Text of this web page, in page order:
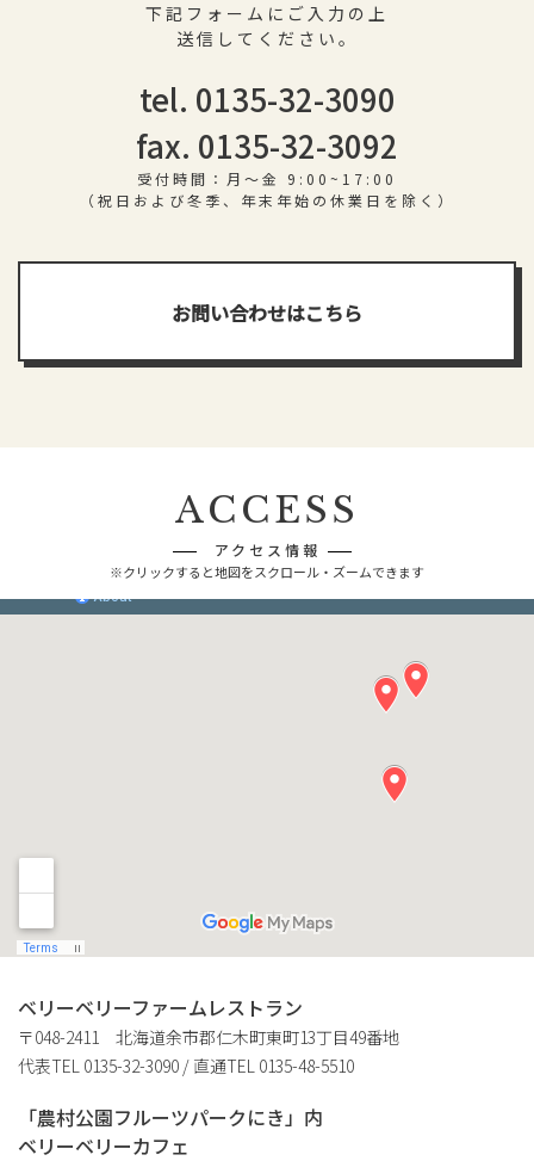
下記フォームにご入力の上
送信してください。
tel. 0135-32-3090
fax. 0135-32-3092
受付時間：月〜金 9:00~17:00
（祝日および冬季、年末年始の休業日を除く）
お問い合わせはこちら
ACCESS
アクセス情報
※クリックすると地図をスクロール・ズームできます
ベリーベリーファームレストラン
〒048-2411 北海道余市郡仁木町東町13丁目49番地
代表TEL 0135-32-3090 / 直通TEL 0135-48-5510
「農村公園フルーツパークにき」内
ベリーベリーカフェ